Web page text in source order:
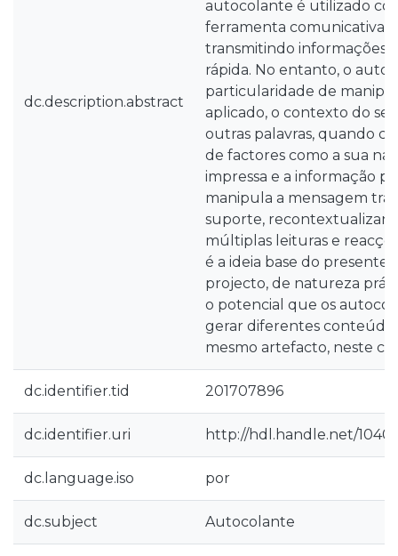
dc.description.abstract
autocolante é utilizado
ferramenta comunicativa
transmitindo informações
rápida. No entanto, o
particularidade de
aplicado, o contexto do
outras palavras, quando
de factores como a sua
impressa e a informação
manipula a mensagem
suporte,
múltiplas leituras e
é a ideia base do presente
projecto, de natureza
o potencial que os
gerar diferentes
mesmo artefacto, neste
dc.identifier.tid 201707896
dc.identifier.uri http://hdl.handle.net/
dc.language.iso por
dc.subject Autocolante